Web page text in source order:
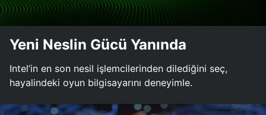
Yeni Neslin Gücü Yanında
Intel’in en son nesil işlemcilerinden dilediğini seç,
hayalindeki oyun bilgisayarını deneyimle.